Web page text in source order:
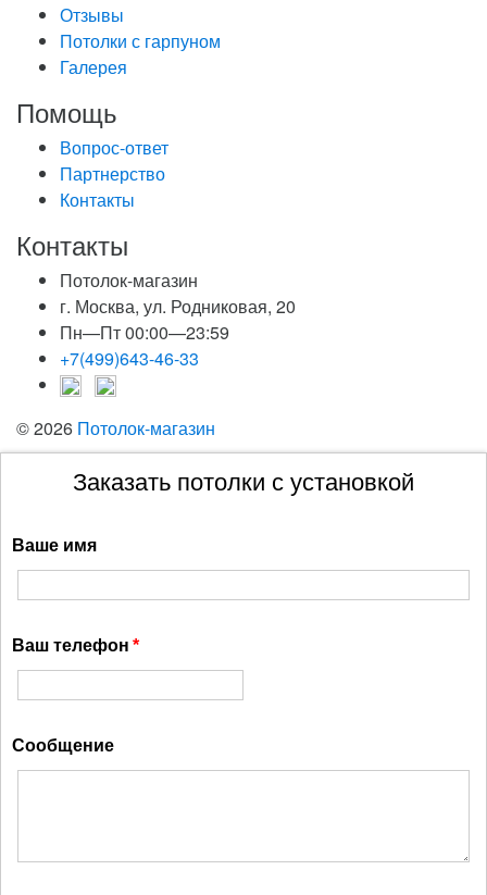
Отзывы
Потолки с гарпуном
Галерея
Помощь
Вопрос-ответ
Партнерство
Контакты
Контакты
Потолок-магазин
г. Москва, ул. Родниковая, 20
Пн—Пт 00:00—23:59
+7(499)643-46-33
© 2026 Потолок-магазин
Заказать потолки с установкой
Ваше имя
Ваш телефон
Сообщение